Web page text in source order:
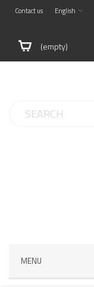
Contact us English
(empty)
MENU